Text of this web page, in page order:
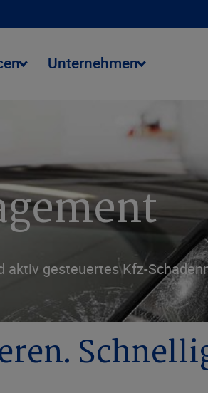
Unternehmen
gesteuertes Kfz-